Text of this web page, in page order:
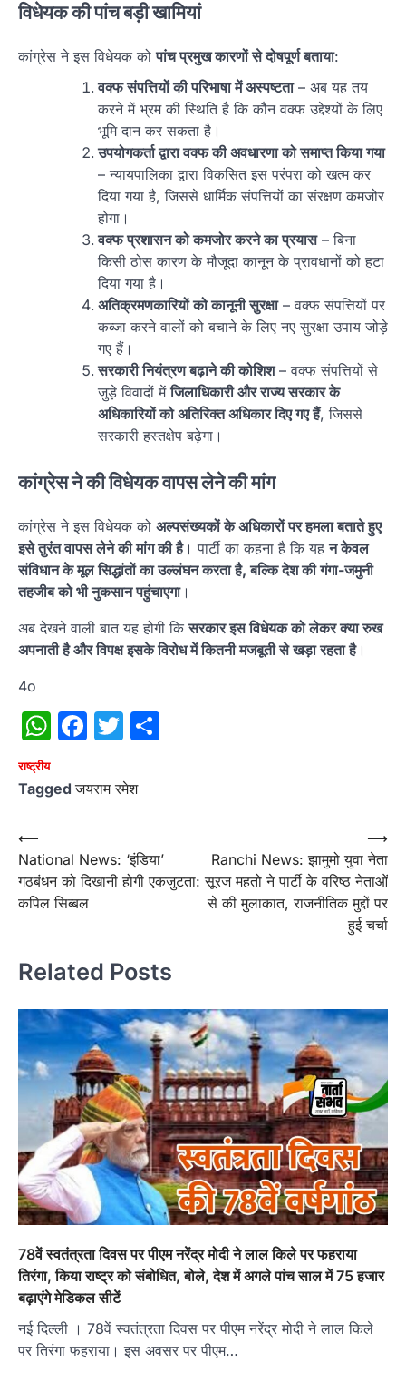
विधेयक की पांच बड़ी खामियां
कांग्रेस ने इस विधेयक कोपांच प्रमुख कारणों से दोषपूर्ण बताया:
वक्फ संपत्तियों की परिभाषा में अस्पष्टता– अब यह तय
करने में भ्रम की स्थिति है कि कौन वक्फ उद्देश्यों के लिए
भूमि दान कर सकता है।
उपयोगकर्ता द्वारा वक्फ की अवधारणा को समाप्त किया गया
– न्यायपालिका द्वारा विकसित इस परंपरा को खत्म कर
दिया गया है, जिससे धार्मिक संपत्तियों का संरक्षण कमजोर
होगा।
वक्फ प्रशासन को कमजोर करने का प्रयास– बिना
किसी ठोस कारण के मौजूदा कानून के प्रावधानों को हटा
दिया गया है।
अतिक्रमणकारियों को कानूनी सुरक्षा– वक्फ संपत्तियों पर
कब्जा करने वालों को बचाने के लिए नए सुरक्षा उपाय जोड़े
गए हैं।
सरकारी नियंत्रण बढ़ाने की कोशिश– वक्फ संपत्तियों से
जुड़े विवादों मेंजिलाधिकारी और राज्य सरकार के
अधिकारियों को अतिरिक्त अधिकार दिए गए हैं, जिससे
सरकारी हस्तक्षेप बढ़ेगा।
कांग्रेस ने की विधेयक वापस लेने की मांग
कांग्रेस ने इस विधेयक को अल्पसंख्यकों के अधिकारों पर हमला बताते हुए
इसे तुरंत वापस लेने की मांग की है। पार्टी का कहना है कि यहन केवल
संविधान के मूल सिद्धांतों का उल्लंघन करता है, बल्कि देश की गंगा-जमुनी
तहजीब को भी नुकसान पहुंचाएगा।
अब देखने वाली बात यह होगी किसरकार इस विधेयक को लेकर क्या रुख
अपनाती है और विपक्ष इसके विरोध में कितनी मजबूती से खड़ा रहता है।
4o
WhatsApp
Facebook
Twitter
राष्‍ट्रीय
Taggedजयराम रमेश
Post
navigation
⟵
National News: ‘इंडिया’
गठबंधन को दिखानी होगी एकजुटता:
कपिल सिब्बल
Ranchi News: झामुमो युवा नेता
सूरज महतो ने पार्टी के वरिष्ठ नेताओं
से की मुलाकात, राजनीतिक मुद्दों पर
हुई चर्चा
⟶
Related Posts
78वें स्वतंत्रता दिवस पर पीएम नरेंद्र मोदी ने लाल किले पर फहराया
तिरंगा, किया राष्ट्र को संबोधित, बोले, देश में अगले पांच साल में 75 हजार
बढ़ाएंगे मेडिकल सीटें
नई दिल्ली । 78वें स्वतंत्रता दिवस पर पीएम नरेंद्र मोदी ने लाल किले
पर तिरंगा फहराया। इस अवसर पर पीएम…